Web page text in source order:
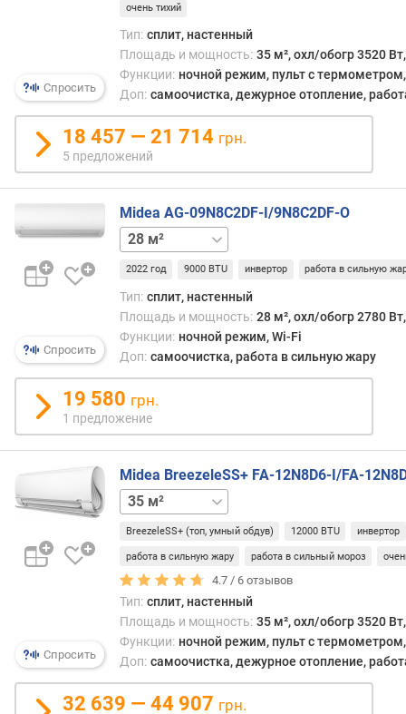
(
ш
т
)
п
к
ю
ч
м
ы
в
е
н
и
к
о
(
Спросить
очень тихий
Тип: сплит, настенный
Площадь и мощность: 35 м², охл/обогр 3520
Функции: ночной режим, пульт с
Доп: самоочистка, дежурное отопление,
18 457 — 21 714 грн.
5 предложений
Спросить
Midea AG-09N8C2DF-I/9N8C2DF-O
21 м²
2022 год 9000 BTU инвертор работа в сильную
Тип: сплит, настенный
Площадь и мощность: 28 м², охл/обогр 2780
Функции: ночной режим, Wi-Fi
Доп: самоочистка, работа в сильную жару
19 580 грн.
1 предложение
Спросить
Midea BreezeleSS+ FA-12N8D6-I/FA-
26 м²
BreezeleSS+ (топ, умный обдув) 12000 BTU инвертор
работа в сильную жару работа в сильный мороз
4.7 / 6 отзывов
Тип: сплит, настенный
Площадь и мощность: 35 м², охл/обогр 3520
Функции: ночной режим, пульт с
Доп: самоочистка, дежурное отопление,
32 639 — 44 907 грн.